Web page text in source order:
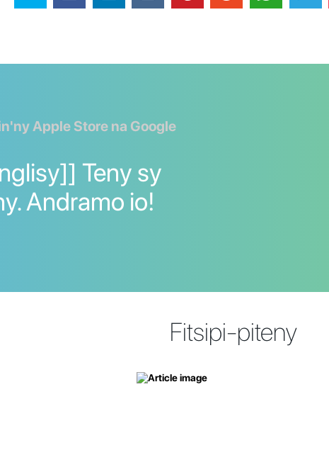
Apple Store na Google
Teny sy
Andramo io!
Fitsipi-piteny